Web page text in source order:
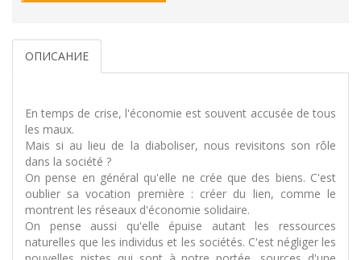
ОПИСАНИЕ
En temps de crise, l'économie est souvent accusée de tous
les maux.
Mais si au lieu de la diaboliser, nous revisitons son rôle
dans la société ?
On pense en général qu'elle ne crée que des biens. C'est
oublier sa vocation première : créer du lien, comme le
montrent les réseaux d'économie solidaire.
On pense aussi qu'elle épuise autant les ressources
naturelles que les individus et les sociétés. C'est négliger les